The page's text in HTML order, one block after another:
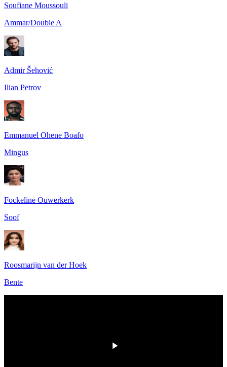
Soufiane Moussouli
Ammar/Double A
Admir Šehović
Ilian Petrov
Emmanuel Ohene Boafo
Mingus
Fockeline Ouwerkerk
Soof
Roosmarijn van der Hoek
Bente